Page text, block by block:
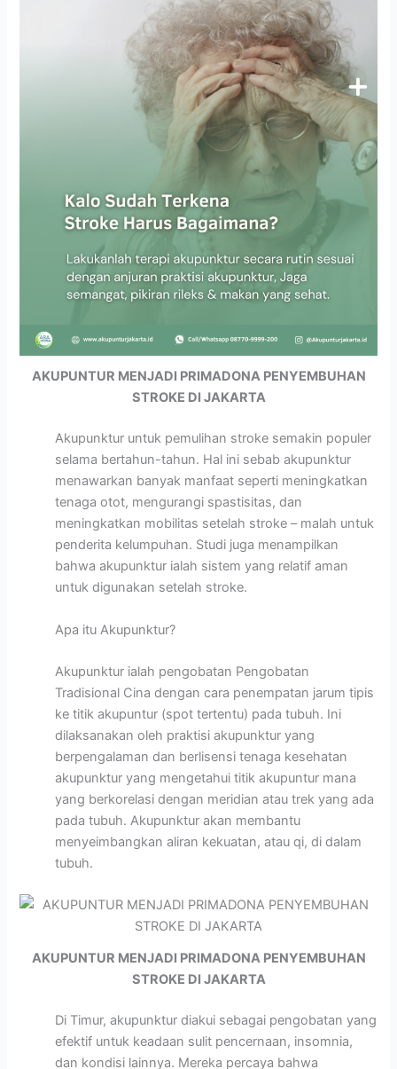
AKUPUNTUR MENJADI PRIMADONA PENYEMBUHAN
STROKE DI JAKARTA
Akupunktur untuk pemulihan stroke semakin populer
selama bertahun-tahun. Hal ini sebab akupunktur
menawarkan banyak manfaat seperti meningkatkan
tenaga otot, mengurangi spastisitas, dan
meningkatkan mobilitas setelah stroke – malah untuk
penderita kelumpuhan. Studi juga menampilkan
bahwa akupunktur ialah sistem yang relatif aman
untuk digunakan setelah stroke.
Apa itu Akupunktur?
Akupunktur ialah pengobatan Pengobatan
Tradisional Cina dengan cara penempatan jarum tipis
ke titik akupuntur (spot tertentu) pada tubuh. Ini
dilaksanakan oleh praktisi akupunktur yang
berpengalaman dan berlisensi tenaga kesehatan
akupunktur yang mengetahui titik akupuntur mana
yang berkorelasi dengan meridian atau trek yang ada
pada tubuh. Akupunktur akan membantu
menyeimbangkan aliran kekuatan, atau qi, di dalam
tubuh.
AKUPUNTUR MENJADI PRIMADONA PENYEMBUHAN
STROKE DI JAKARTA
Di Timur, akupunktur diakui sebagai pengobatan yang
efektif untuk keadaan sulit pencernaan, insomnia,
dan kondisi lainnya. Mereka percaya bahwa